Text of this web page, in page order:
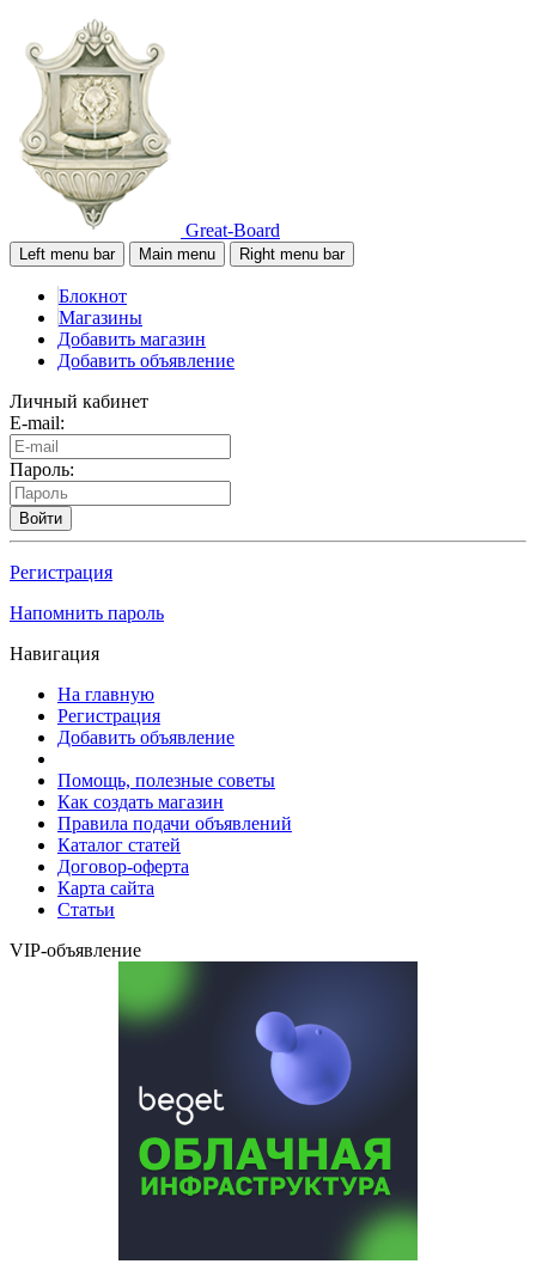
Great-Board
Left menu bar Main menu Right menu bar
Блокнот
Магазины
Добавить магазин
Добавить объявление
Личный кабинет
E-mail:
Пароль:
Войти
Регистрация
Напомнить пароль
Навигация
На главную
Регистрация
Добавить объявление
Помощь, полезные советы
Как создать магазин
Правила подачи объявлений
Каталог статей
Договор-оферта
Карта сайта
Статьи
VIP-объявление